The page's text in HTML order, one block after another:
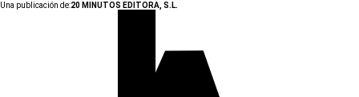
Una publicación de:20 MINUTOS EDITORA, S.L.